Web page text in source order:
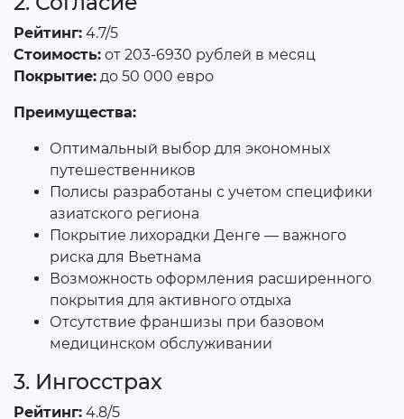
Рейтинг: 4.7/5
Стоимость: от 203-6930 рублей в месяц
Покрытие: до 50 000 евро
Преимущества:
Оптимальный выбор для экономных
путешественников
Полисы разработаны с учетом специфики
азиатского региона
Покрытие лихорадки Денге — важного
риска для Вьетнама
Возможность оформления расширенного
покрытия для активного отдыха
Отсутствие франшизы при базовом
медицинском обслуживании
3. Ингосстрах
Рейтинг: 4.8/5